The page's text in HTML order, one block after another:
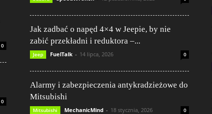
0
0
Jak zadbać o napęd 4×4 w Jeepie, by nie
zabić przekładni i reduktora –...
Jeep FuelTalk - 14 lipca, 2026 0
Alarmy i zabezpieczenia antykradzieżowe do
Mitsubishi
Mitsubishi MechanicMind - 18 stycznia, 2026 0